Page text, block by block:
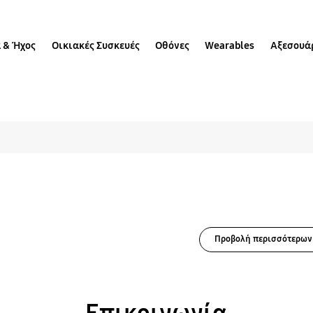
& Ήχος Οικιακές Συσκευές Οθόνες Wearables
Προβολή περισσότερων